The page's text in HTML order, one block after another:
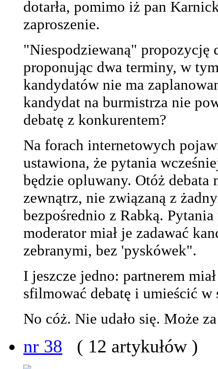
dotarła, pomimo iż pan
zaproszenie.
"Niespodziewaną" propozycję
proponując dwa terminy, w
kandydatów nie ma
kandydat na burmistrza nie
debatę z konkurentem?
Na forach internetowych
ustawiona, że pytania
będzie opluwany. Otóż debata
zewnątrz, nie związaną z
bezpośrednio z Rabką.
moderator miał je zadawać
zebranymi, bez 'pyskówek".
I jeszcze jedno: partnerem
sfilmować debatę i umieścić w
No cóż. Nie udało się. Może
nr 38 ( 12 artykułów )